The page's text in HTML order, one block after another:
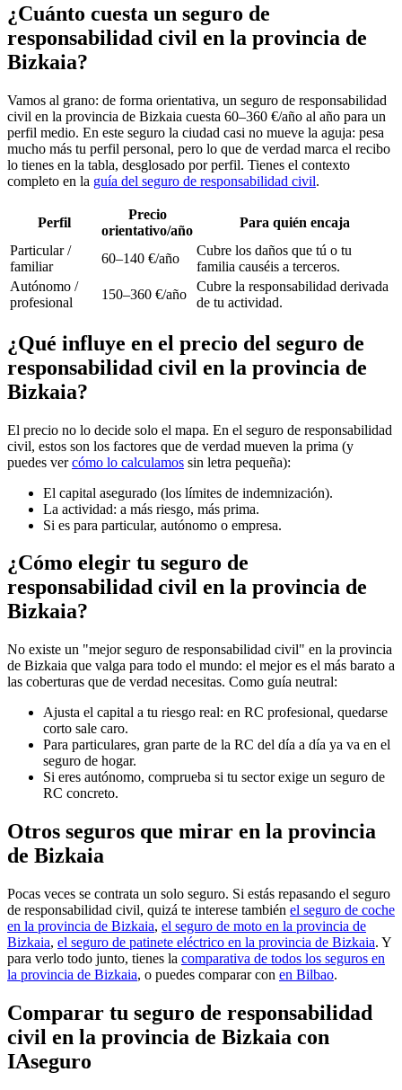
¿Cuánto cuesta un seguro de
responsabilidad civil en la provincia de
Bizkaia?
Vamos al grano: de forma orientativa, un seguro de responsabilidad
civil en la provincia de Bizkaia cuesta 60–360 €/año al año para un
perfil medio. En este seguro la ciudad casi no mueve la aguja: pesa
mucho más tu perfil personal, pero lo que de verdad marca el recibo
lo tienes en la tabla, desglosado por perfil. Tienes el contexto
completo en la guía del seguro de responsabilidad civil.
Perfil
Precio
orientativo/año
Para quién encaja
Particular /
familiar
60–140 €/año
Cubre los daños que tú o tu
familia causéis a terceros.
Autónomo /
profesional
150–360 €/año
Cubre la responsabilidad derivada
de tu actividad.
¿Qué influye en el precio del seguro de
responsabilidad civil en la provincia de
Bizkaia?
El precio no lo decide solo el mapa. En el seguro de responsabilidad
civil, estos son los factores que de verdad mueven la prima (y
puedes vercómo lo calculamos sin letra pequeña):
El capital asegurado (los límites de indemnización).
La actividad: a más riesgo, más prima.
Si es para particular, autónomo o empresa.
¿Cómo elegir tu seguro de
responsabilidad civil en la provincia de
Bizkaia?
No existe un "mejor seguro de responsabilidad civil" en la provincia
de Bizkaia que valga para todo el mundo: el mejor es el más barato a
las coberturas que de verdad necesitas. Como guía neutral:
Ajusta el capital a tu riesgo real: en RC profesional, quedarse
corto sale caro.
Para particulares, gran parte de la RC del día a día ya va en el
seguro de hogar.
Si eres autónomo, comprueba si tu sector exige un seguro de
RC concreto.
Otros seguros que mirar en la provincia
de Bizkaia
Pocas veces se contrata un solo seguro. Si estás repasando el seguro
de responsabilidad civil, quizá te interese también el seguro de coche
en la provincia de Bizkaia, el seguro de moto en la provincia de
Bizkaia, el seguro de patinete eléctrico en la provincia de Bizkaia. Y
para verlo todo junto, tienes la comparativa de todos los seguros en
la provincia de Bizkaia, o puedes comparar con en Bilbao.
Comparar tu seguro de responsabilidad
civil en la provincia de Bizkaia con
IAseguro